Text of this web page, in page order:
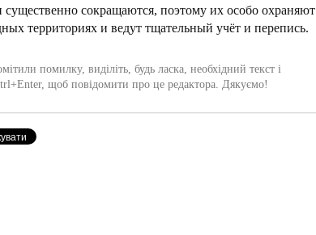
существенно сокращаются, поэтому их особо охраняют
территориях и ведут тщательный учёт и перепись.
помилку, виділіть, будь ласка, необхідний текст і
щоб повідомити про це редактора. Дякуємо!